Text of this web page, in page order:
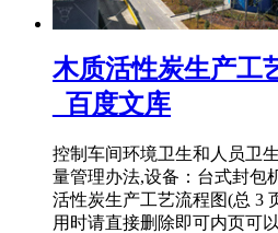
木质活性炭生产工
_百度文库
控制车间环境卫生和人员卫
量管理办法,设备：台式封包
活性炭生产工艺流程图(总 3
用时请直接删除即可内页可